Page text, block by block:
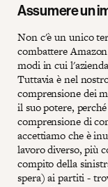
Assumere un
Non c'è un unico
combattere
modi in cui
Tuttavia è nel
comprensione dei
il suo potere,
comprensione di
accettiamo che è
lavoro diverso, più
compito della
spera) ai partiti -